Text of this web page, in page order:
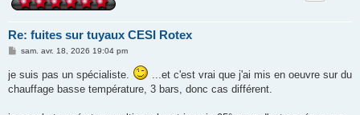
Re: fuites sur tuyaux CESI Rotex
M
s
a
sam. avr. 18, 2026 19:04 pm
je suis pas un spécialiste.
...et c'est vrai que j'ai mis en oeuvre sur du
chauffage basse température, 3 bars, donc cas différent.